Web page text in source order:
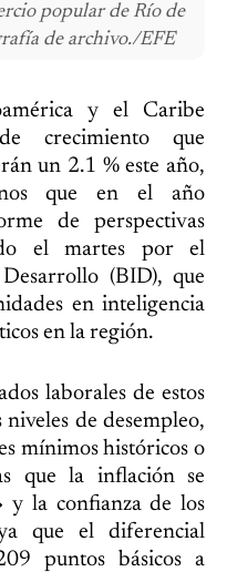
popular de Río de
de archivo./EFE
y el Caribe
crecimiento que
un 2.1 % este año,
que en el año
de perspectivas
el martes por el
(BID), que
en inteligencia
en la región.
laborales de estos
de desempleo,
mínimos históricos o
que la inflación se
y la confianza de los
que el diferencial
puntos básicos a